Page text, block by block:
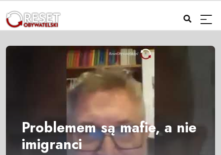
Problemem są mafie, a nie
imigranci